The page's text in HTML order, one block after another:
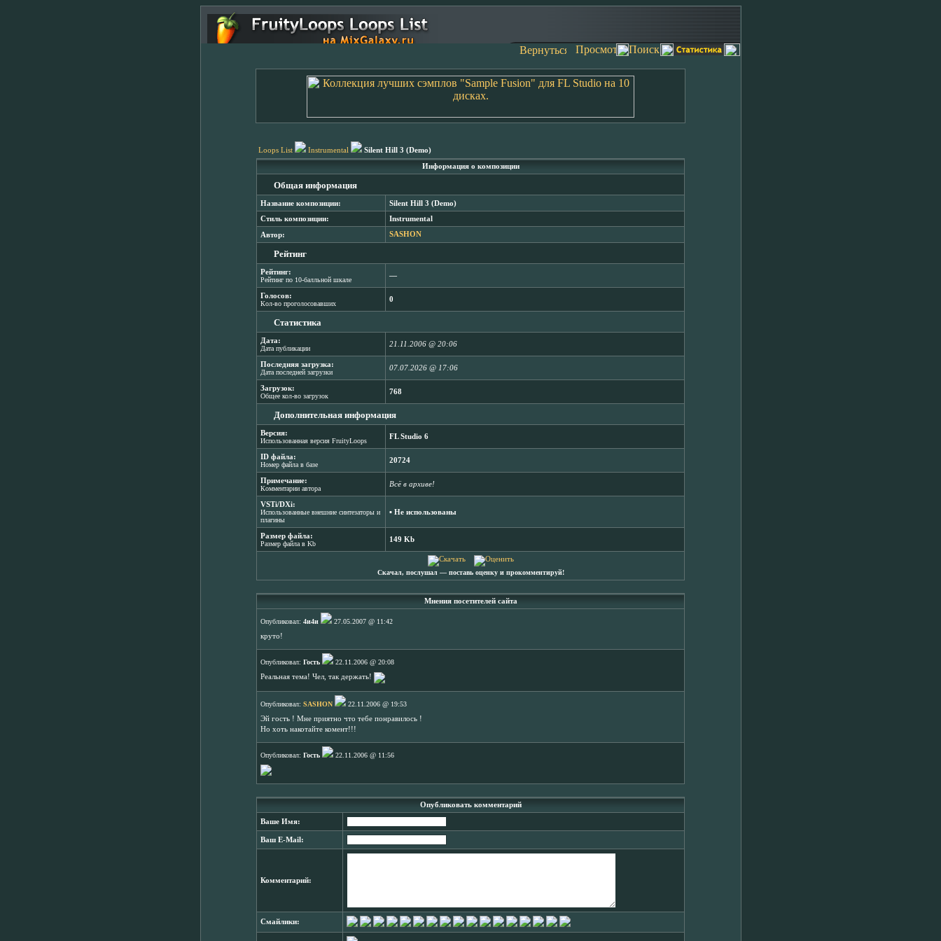
Loops List Instrumental Silent Hill 3 (Demo)
Информация о композиции
Общая информация
Название композиции: Silent Hill 3 (Demo)
Стиль композиции: Instrumental
Автор: SASHON
Рейтинг
Рейтинг:
Рейтинг по 10-балльной шкале
―
Голосов:
Кол-во проголосовавших
0
Статистика
Дата:
Дата публикации
21.11.2006 @ 20:06
Последняя загрузка:
Дата последней загрузки
07.07.2026 @ 17:06
Загрузок:
Общее кол-во загрузок
768
Дополнительная информация
Версия:
Использованная версия FruityLoops
FL Studio 6
ID файла:
Номер файла в базе
20724
Примечание:
Комментарии автора
Всё в архиве!
VSTi/DXi:
Использованные внешние синтезаторы и
плагины
▪ Не использованы
Размер файла:
Размер файла в Kb
149 Kb
Скачал, послушал ― поставь оценку и прокомментируй!
Мнения посетителей сайта
Опубликовал: 4и4и
27.05.2007 @ 11:42
круто!
Опубликовал: Гость
22.11.2006 @ 20:08
Реальная тема! Чел, так держать!
Опубликовал: SASHON
22.11.2006 @ 19:53
Эй гость ! Мне приятно что тебе понравилось !
Но хоть накотайте комент!!!
Опубликовал: Гость 22.11.2006 @ 11:56
Опубликовать комментарий
Ваше Имя:
Ваш E-Mail:
Комментарий:
Смайлики: